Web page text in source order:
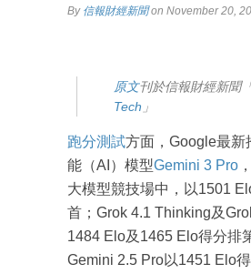
By 信報財經新聞on November 20,
原文刊於信報財經新聞「
Tech 」
跑分測試方面，Google最新
能（AI）模型Gemini 3 Pro
大模型競技場中，以1501
首；Grok 4.1 Thinking及
1484 Elo及1465 Elo得分排
Gemini 2.5 Pro以1451 Elo得